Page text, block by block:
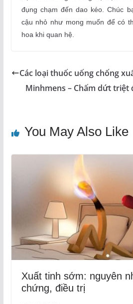
đụng chạm đến dao kéo. Chúc
cậu nhỏ như mong muốn để có
hoa khi quan hệ.
Các loại thuốc uống chống
Minhmens – Chấm dứt triệt
You May Also Like
Xuất tinh sớm: nguyên
chứng, điều trị